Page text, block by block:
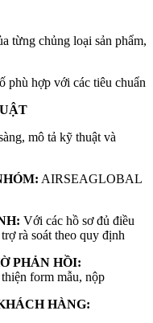
từng chủng loại sản phẩm,
phù hợp với các tiêu chuẩn
mô tả kỹ thuật và
AIRSEAGLOBAL
Với các hồ sơ đủ điều
rà soát theo quy định
PHẢN HỒI:
form mẫu, nộp
HÀNG: